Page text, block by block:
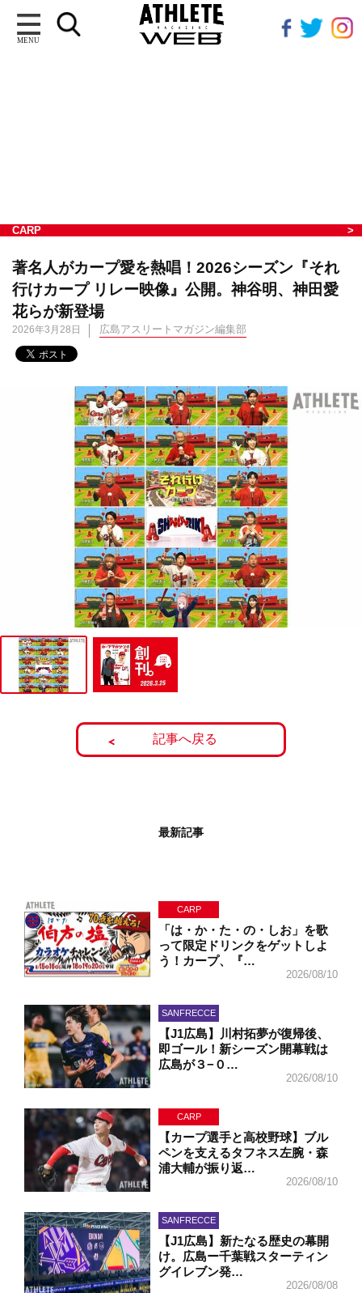
MENU
CARP
著名人がカープ愛を熱唱！2026シーズン『それ
行けカープ リレー映像』公開。神谷明、神田愛
花らが新登場
2026年3月28日 広島アスリートマガジン編集部
記事へ戻る
最新記事
CARP
「は・か・た・の・しお」を歌
って限定ドリンクをゲットしよ
う！カープ、『…
2026/08/10
SANFRECCE
【J1広島】川村拓夢が復帰後、
即ゴール！新シーズン開幕戦は
広島が３−０…
2026/08/10
CARP
【カープ選手と高校野球】ブル
ペンを支えるタフネス左腕・森
浦大輔が振り返…
2026/08/10
SANFRECCE
【J1広島】新たなる歴史の幕開
け。広島ー千葉戦スターティン
グイレブン発…
2026/08/08